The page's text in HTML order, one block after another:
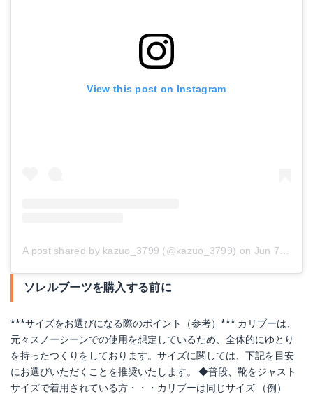
View this post on Instagram
A post shared by kazuo_3799 (@kazuo_3799) on Jun 7, 2017 at 3:41am PDT
ソレルブーツを購入する前に
***サイズをお選びになる際のポイント（参考）*** カリブーは、
元々スノーシーンでの使用を想定しているため、全体的にゆとり
を持ったつくりをしております。サイズに関しては、下記を目安
にお選びいただくことを推奨いたします。 ◆普段、靴をジャスト
サイズで着用されている方・・・カリブーは同じサイズ （例）